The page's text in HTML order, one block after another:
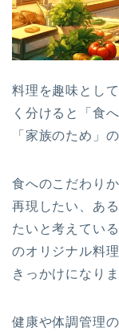
料理を趣味とし
く分けると「食
「家族のため」
食へのこだわり
再現したい、あ
たいと考えてい
のオリジナル料
きっかけになりま
健康や体調管理